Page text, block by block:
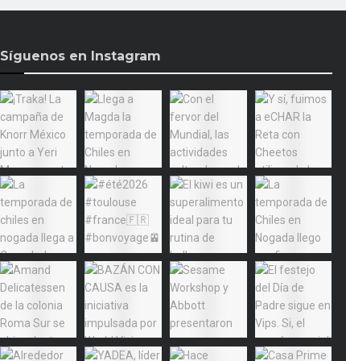
Síguenos en Instagram